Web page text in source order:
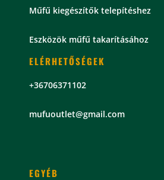
Műfű kiegészítők telepítéshez
Eszközök műfű takarításához
ELÉRHETŐSÉGEK
+36706371102
mufuoutlet@gmail.com
EGYÉB